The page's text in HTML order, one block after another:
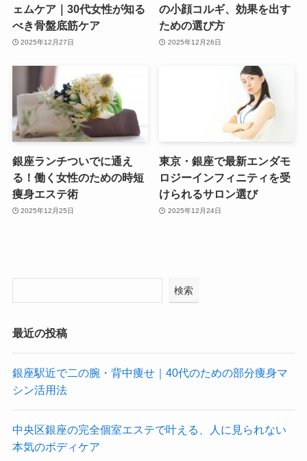
ェムケア｜30代女性が知る
べき骨盤底筋ケア
2025年12月27日
の小顔コルギ、効果を出す
ための選び方
2025年12月26日
銀座ランチついでに通え
る！働く女性のための時短
痩身エステ術
2025年12月25日
東京・銀座で最新エンダモ
ロジーインフィニティを受
けられるサロン選び
2025年12月24日
検索
最近の投稿
銀座駅近で二の腕・背中痩せ｜40代のための部分痩身マ
シン活用法
中央区銀座の完全個室エステで叶える、人に見られない
本気のボディケア